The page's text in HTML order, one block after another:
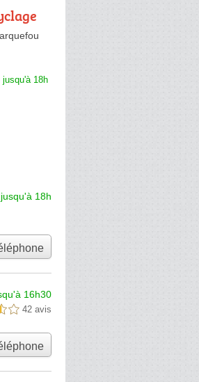
jusqu'à 18h
18h
16h30
5 42 avis